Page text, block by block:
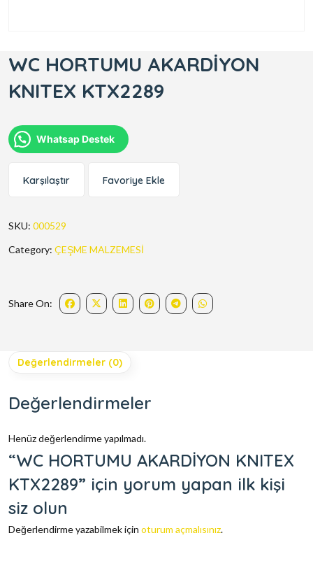
WC HORTUMU AKARDİYON
KNITEX KTX2289
Whatsap Destek
Karşılaştır Favoriye Ekle
SKU: 000529
Category: ÇEŞME MALZEMESİ
Share On:
Değerlendirmeler (0)
Değerlendirmeler
Henüz değerlendirme yapılmadı.
“WC HORTUMU AKARDİYON KNITEX
KTX2289” için yorum yapan ilk kişi
siz olun
Değerlendirme yazabilmek için oturum açmalısınız.